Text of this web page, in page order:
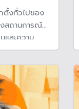
ตั้งทั่วไปของ
งสถานการณ์ที่
และความ
ระเทศและ